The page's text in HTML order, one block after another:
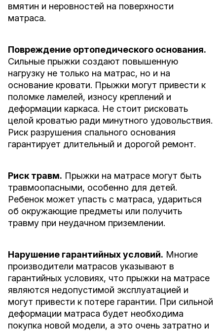
вмятин и неровностей на поверхности
матраса.
Повреждение ортопедического основания.
Сильные прыжки создают повышенную
нагрузку не только на матрас, но и на
основание кровати. Прыжки могут привести к
поломке ламелей, износу креплений и
деформации каркаса. Не стоит рисковать
целой кроватью ради минутного удовольствия.
Риск разрушения спального основания
гарантирует длительный и дорогой ремонт.
Риск травм. Прыжки на матрасе могут быть
травмоопасными, особенно для детей.
Ребенок может упасть с матраса, удариться
об окружающие предметы или получить
травму при неудачном приземлении.
Нарушение гарантийных условий. Многие
производители матрасов указывают в
гарантийных условиях, что прыжки на матрасе
являются недопустимой эксплуатацией и
могут привести к потере гарантии. При сильной
деформации матраса будет необходима
покупка новой модели, а это очень затратно и